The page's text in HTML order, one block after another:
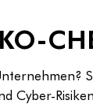
Cyber-